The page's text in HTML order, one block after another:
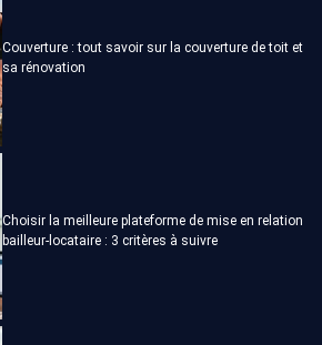
Couverture : tout savoir sur la couverture de toit et
sa rénovation
Choisir la meilleure plateforme de mise en relation
bailleur-locataire : 3 critères à suivre